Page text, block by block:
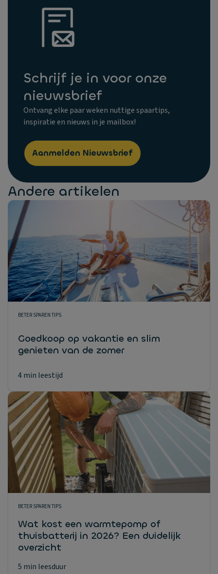
Schrijf je in voor onze
nieuwsbrief
Ontvang elke paar weken nuttige spaartips,
inspiratie en nieuws in je mailbox!
Aanmelden Nieuwsbrief
Andere artikelen
BETER SPAREN TIPS
Goedkoop op vakantie en slim
genieten van de zomer
4 min leestijd
BETER SPAREN TIPS
Wat kost een warmtepomp of
thuisbatterij in 2026? Een duidelijk
overzicht
5 min leesduur